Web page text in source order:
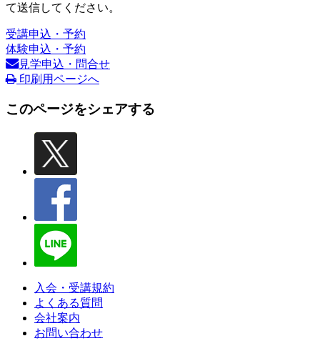
て送信してください。
受講申込・予約
体験申込・予約
見学申込・問合せ
印刷用ページへ
このページをシェアする
入会・受講規約
よくある質問
会社案内
お問い合わせ